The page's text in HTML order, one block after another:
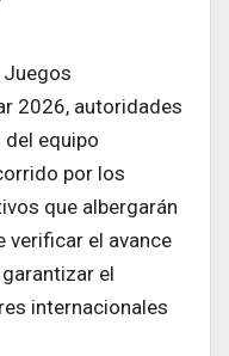
2026, autoridades
equipo
por los
que albergarán
verificar el avance
el
internacionales